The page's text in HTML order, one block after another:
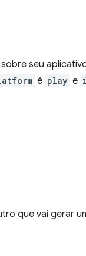
seu
é play e
que vai gerar